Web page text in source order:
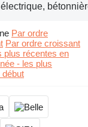
Par ordre
Par ordre croissant
plus récentes en
- les plus
début